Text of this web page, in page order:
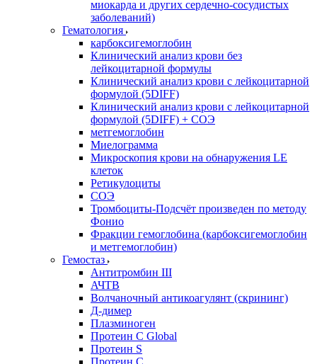
миокарда и других сердечно-сосудистых
заболеваний)
Гематология
карбоксигемоглобин
Клинический анализ крови без
лейкоцитарной формулы
Клинический анализ крови с лейкоцитарной
формулой (5DIFF)
Клинический анализ крови с лейкоцитарной
формулой (5DIFF) + СОЭ
метгемоглобин
Миелограмма
Микроскопия крови на обнаружения LE
клеток
Ретикулоциты
СОЭ
Тромбоциты-Подсчёт произведен по методу
Фонио
Фракции гемоглобина (карбоксигемоглобин
и метгемоглобин)
Гемостаз
Антитромбин III
АЧТВ
Волчаночный антикоагулянт (скрининг)
Д-димер
Плазминоген
Протеин C Global
Протеин S
Протеин С